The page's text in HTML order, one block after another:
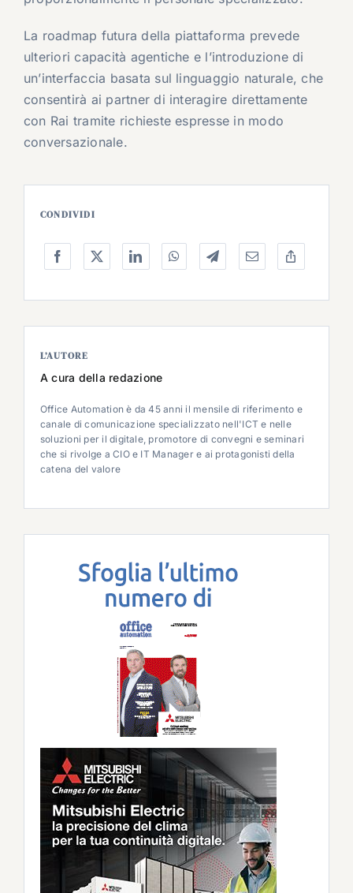
La roadmap futura della piattaforma prevede
ulteriori capacità agentiche e l’introduzione di
un’interfaccia basata sul linguaggio naturale, che
consentirà ai partner di interagire direttamente
con Rai tramite richieste espresse in modo
conversazionale.
CONDIVIDI
L’AUTORE
A cura della redazione
Office Automation è da 45 anni il mensile di riferimento e
canale di comunicazione specializzato nell'ICT e nelle
soluzioni per il digitale, promotore di convegni e seminari
che si rivolge a CIO e IT Manager e ai protagonisti della
catena del valore